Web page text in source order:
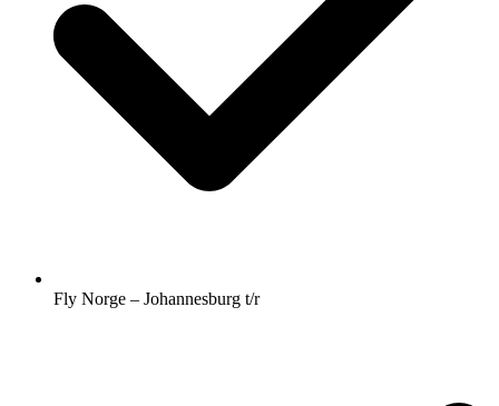
Fly Norge – Johannesburg t/r